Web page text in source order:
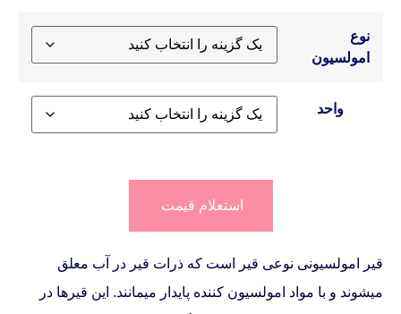
نوع
امولسیون
واحد
استعلام قیمت
قیر امولسیونی نوعی قیر است که ذرات قیر در آب معلق
میشوند و با مواد امولسیون کننده پایدار میمانند. این قیرها در